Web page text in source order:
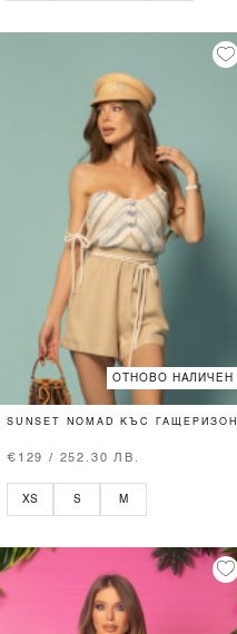
ОТНОВО НАЛИЧЕН
SUNSET NOMAD КЪС ГАЩЕРИЗОН
€129 / 252.30 ЛВ.
XS S M